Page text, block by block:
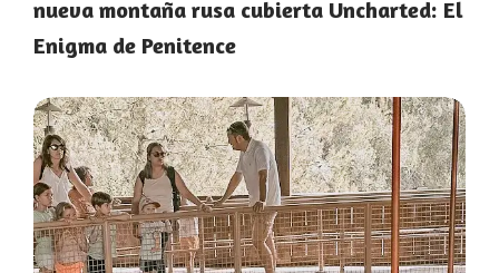
nueva montaña rusa cubierta Uncharted: El
Enigma de Penitence